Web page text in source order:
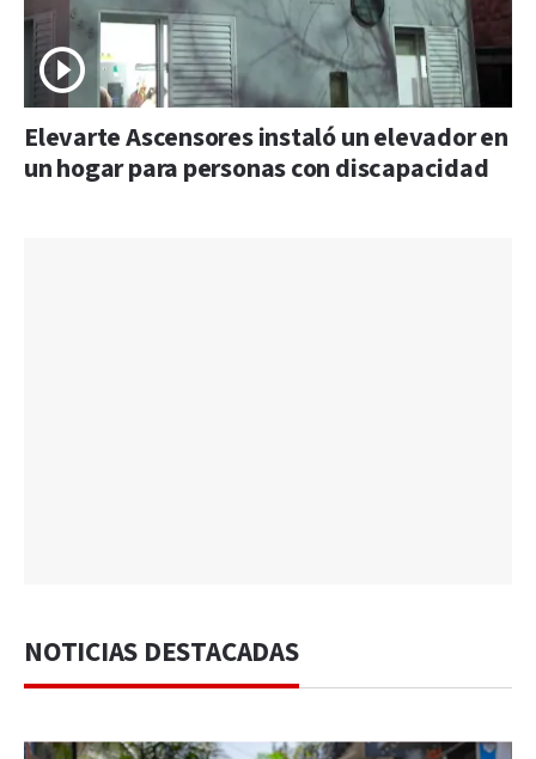
Elevarte Ascensores instaló un elevador en
un hogar para personas con discapacidad
NOTICIAS DESTACADAS